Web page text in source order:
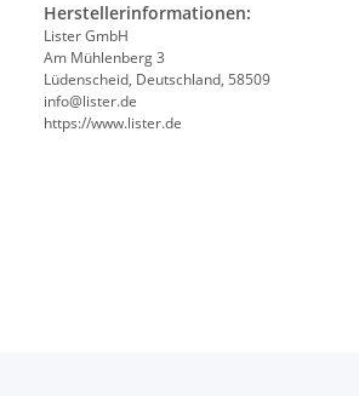
Herstellerinformationen:
Lister GmbH
Am Mühlenberg 3
Lüdenscheid, Deutschland, 58509
info@lister.de
https://www.lister.de